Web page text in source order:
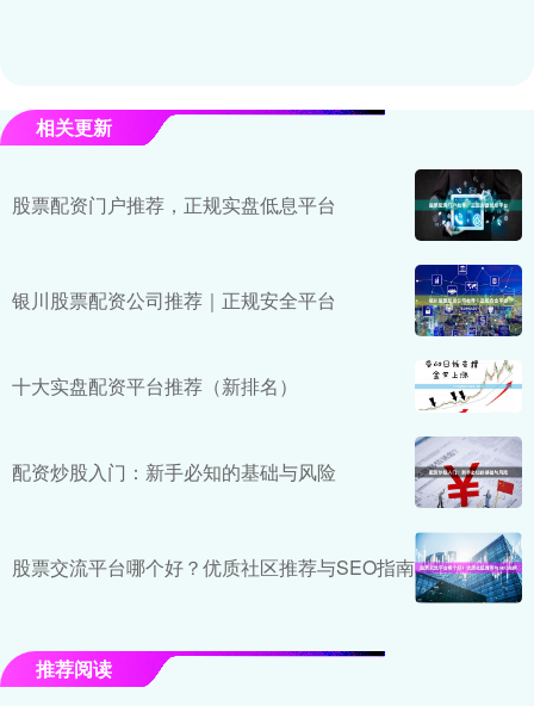
相关更新
股票配资门户推荐，正规实盘低息平台
银川股票配资公司推荐｜正规安全平台
十大实盘配资平台推荐（新排名）
配资炒股入门：新手必知的基础与风险
股票交流平台哪个好？优质社区推荐与SEO指南
推荐阅读